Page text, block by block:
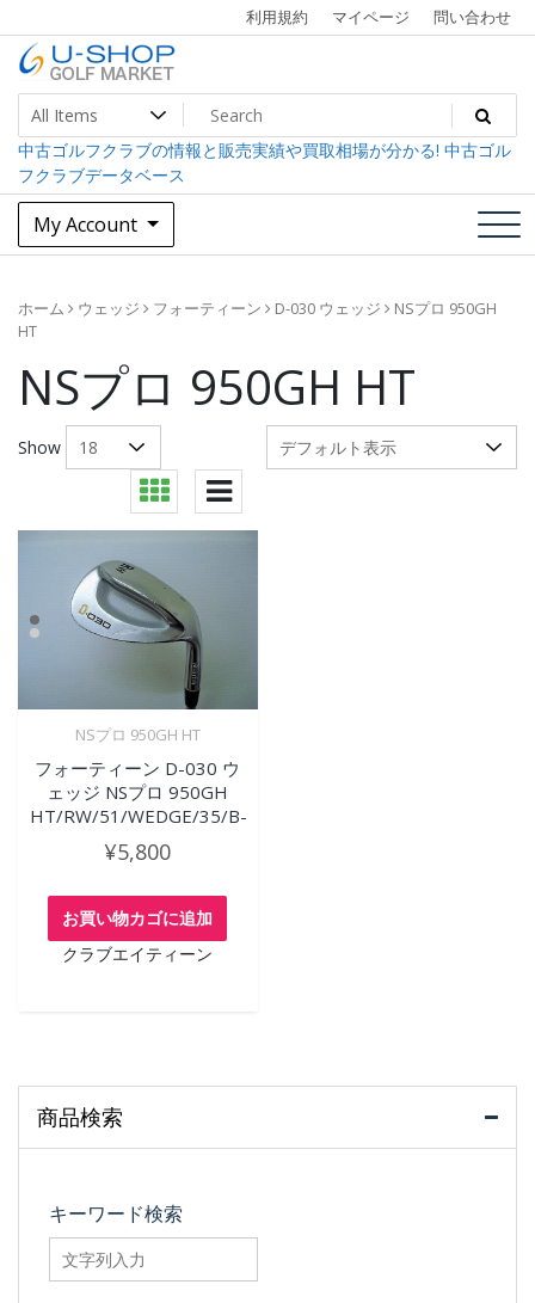
to
content
利用規約 マイページ 問い合わせ
U-SHOP Golf Market dev
中古ゴルフクラブ最大級！U-SHOPゴルフマーケット
中古ゴルフクラブの情報と販売実績や買取相場が分かる! 中古ゴル
フクラブデータベース
My Account
ホーム ウェッジ フォーティーン D-030 ウェッジ
NSプロ 950GH
HT
NSプロ 950GH HT
Show
NSプロ 950GH HT
フォーティーン D-030 ウ
ェッジ NSプロ 950GH
HT/RW/51/WEDGE/35/B-
¥5,800
お買い物カゴに追加
クラブエイティーン
商品検索
キーワード検索
searchfilter_pro